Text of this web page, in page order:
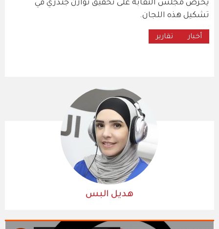
يحرص مجلس النقابة على تحقيق توازن جندري في
تشكيل هذه اللجان.
أخبار تقارير
هديل البس